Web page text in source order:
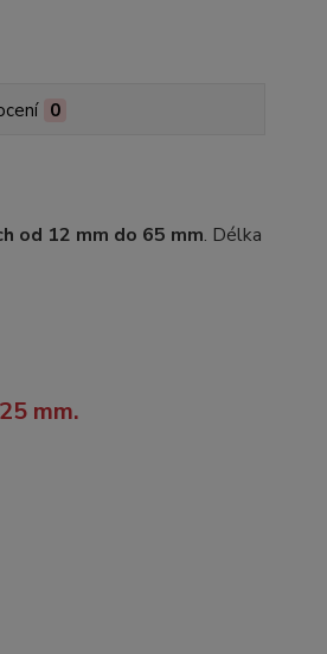
0
od 12 mm do 65 mm. Délka
mm.